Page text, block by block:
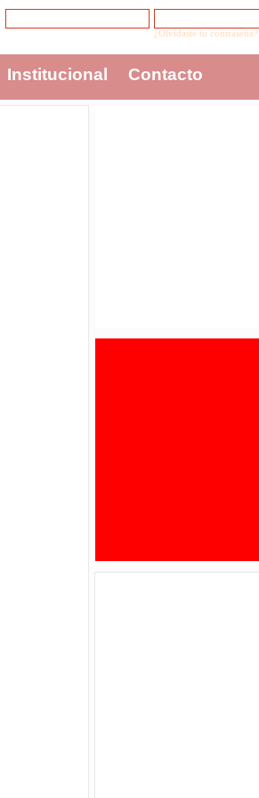
¿Olvidaste tu contraseña?
Institucional Contacto